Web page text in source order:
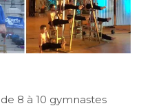
8 à 10 gymnastes